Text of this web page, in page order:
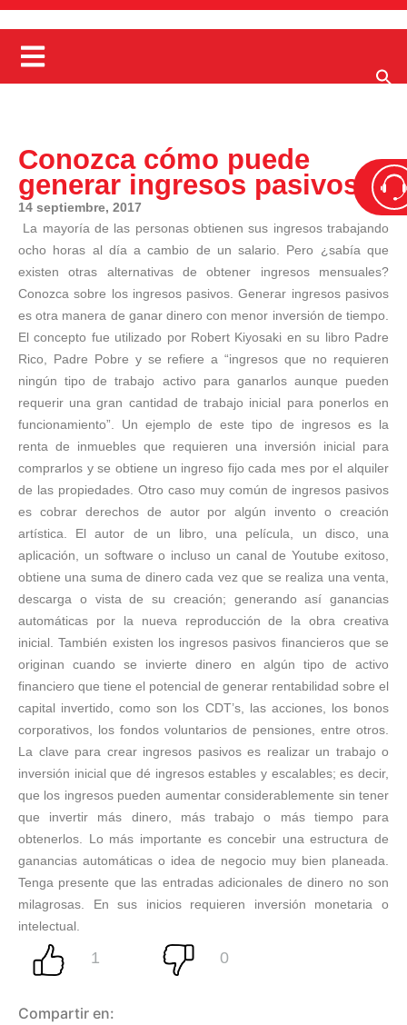
Conozca cómo puede
generar ingresos pasivos
14 septiembre, 2017
La mayoría de las personas obtienen sus ingresos trabajando
ocho horas al día a cambio de un salario. Pero ¿sabía que
existen otras alternativas de obtener ingresos mensuales?
Conozca sobre los ingresos pasivos. Generar ingresos pasivos
es otra manera de ganar dinero con menor inversión de tiempo.
El concepto fue utilizado por Robert Kiyosaki en su libro Padre
Rico, Padre Pobre y se refiere a “ingresos que no requieren
ningún tipo de trabajo activo para ganarlos aunque pueden
requerir una gran cantidad de trabajo inicial para ponerlos en
funcionamiento”. Un ejemplo de este tipo de ingresos es la
renta de inmuebles que requieren una inversión inicial para
comprarlos y se obtiene un ingreso fijo cada mes por el alquiler
de las propiedades. Otro caso muy común de ingresos pasivos
es cobrar derechos de autor por algún invento o creación
artística. El autor de un libro, una película, un disco, una
aplicación, un software o incluso un canal de Youtube exitoso,
obtiene una suma de dinero cada vez que se realiza una venta,
descarga o vista de su creación; generando así ganancias
automáticas por la nueva reproducción de la obra creativa
inicial. También existen los ingresos pasivos financieros que se
originan cuando se invierte dinero en algún tipo de activo
financiero que tiene el potencial de generar rentabilidad sobre el
capital invertido, como son los CDT’s, las acciones, los bonos
corporativos, los fondos voluntarios de pensiones, entre otros.
La clave para crear ingresos pasivos es realizar un trabajo o
inversión inicial que dé ingresos estables y escalables; es decir,
que los ingresos pueden aumentar considerablemente sin tener
que invertir más dinero, más trabajo o más tiempo para
obtenerlos. Lo más importante es concebir una estructura de
ganancias automáticas o idea de negocio muy bien planeada.
Tenga presente que las entradas adicionales de dinero no son
milagrosas. En sus inicios requieren inversión monetaria o
intelectual.
Compartir en: